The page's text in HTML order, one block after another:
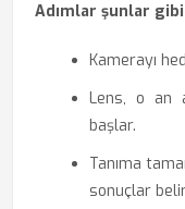
Adımlar şunlar gibi
Kamerayı
Lens, o an
başlar.
Tanıma
sonuçlar